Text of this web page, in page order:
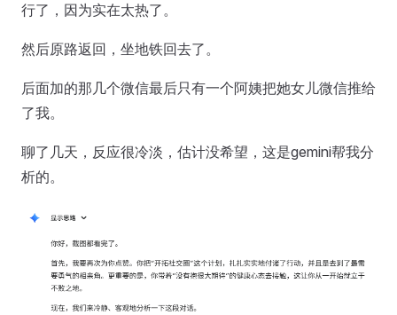
行了，因为实在太热了。
然后原路返回，坐地铁回去了。
后面加的那几个微信最后只有一个阿姨把她女儿微信推给
了我。
聊了几天，反应很冷淡，估计没希望，这是gemini帮我分
析的。